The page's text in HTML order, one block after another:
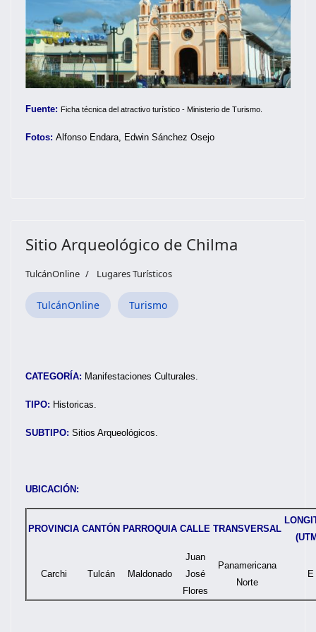
Fuente: Ficha técnica del atractivo turístico - Ministerio de Turismo.
Fotos: Alfonso Endara, Edwin Sánchez Osejo
Sitio Arqueológico de Chilma
TulcánOnline Lugares Turísticos
TulcánOnline Turismo
CATEGORÍA: Manifestaciones Culturales.
TIPO: Historicas.
SUBTIPO: Sitios Arqueológicos.
UBICACIÓN:
PROVINCIA CANTÓN PARROQUIA CALLE TRANSVERSAL
Carchi Tulcán Maldonado
Juan
José
Flores
Panamericana
Norte
E